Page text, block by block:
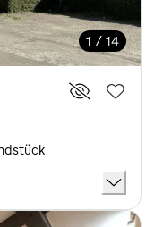
1 / 14